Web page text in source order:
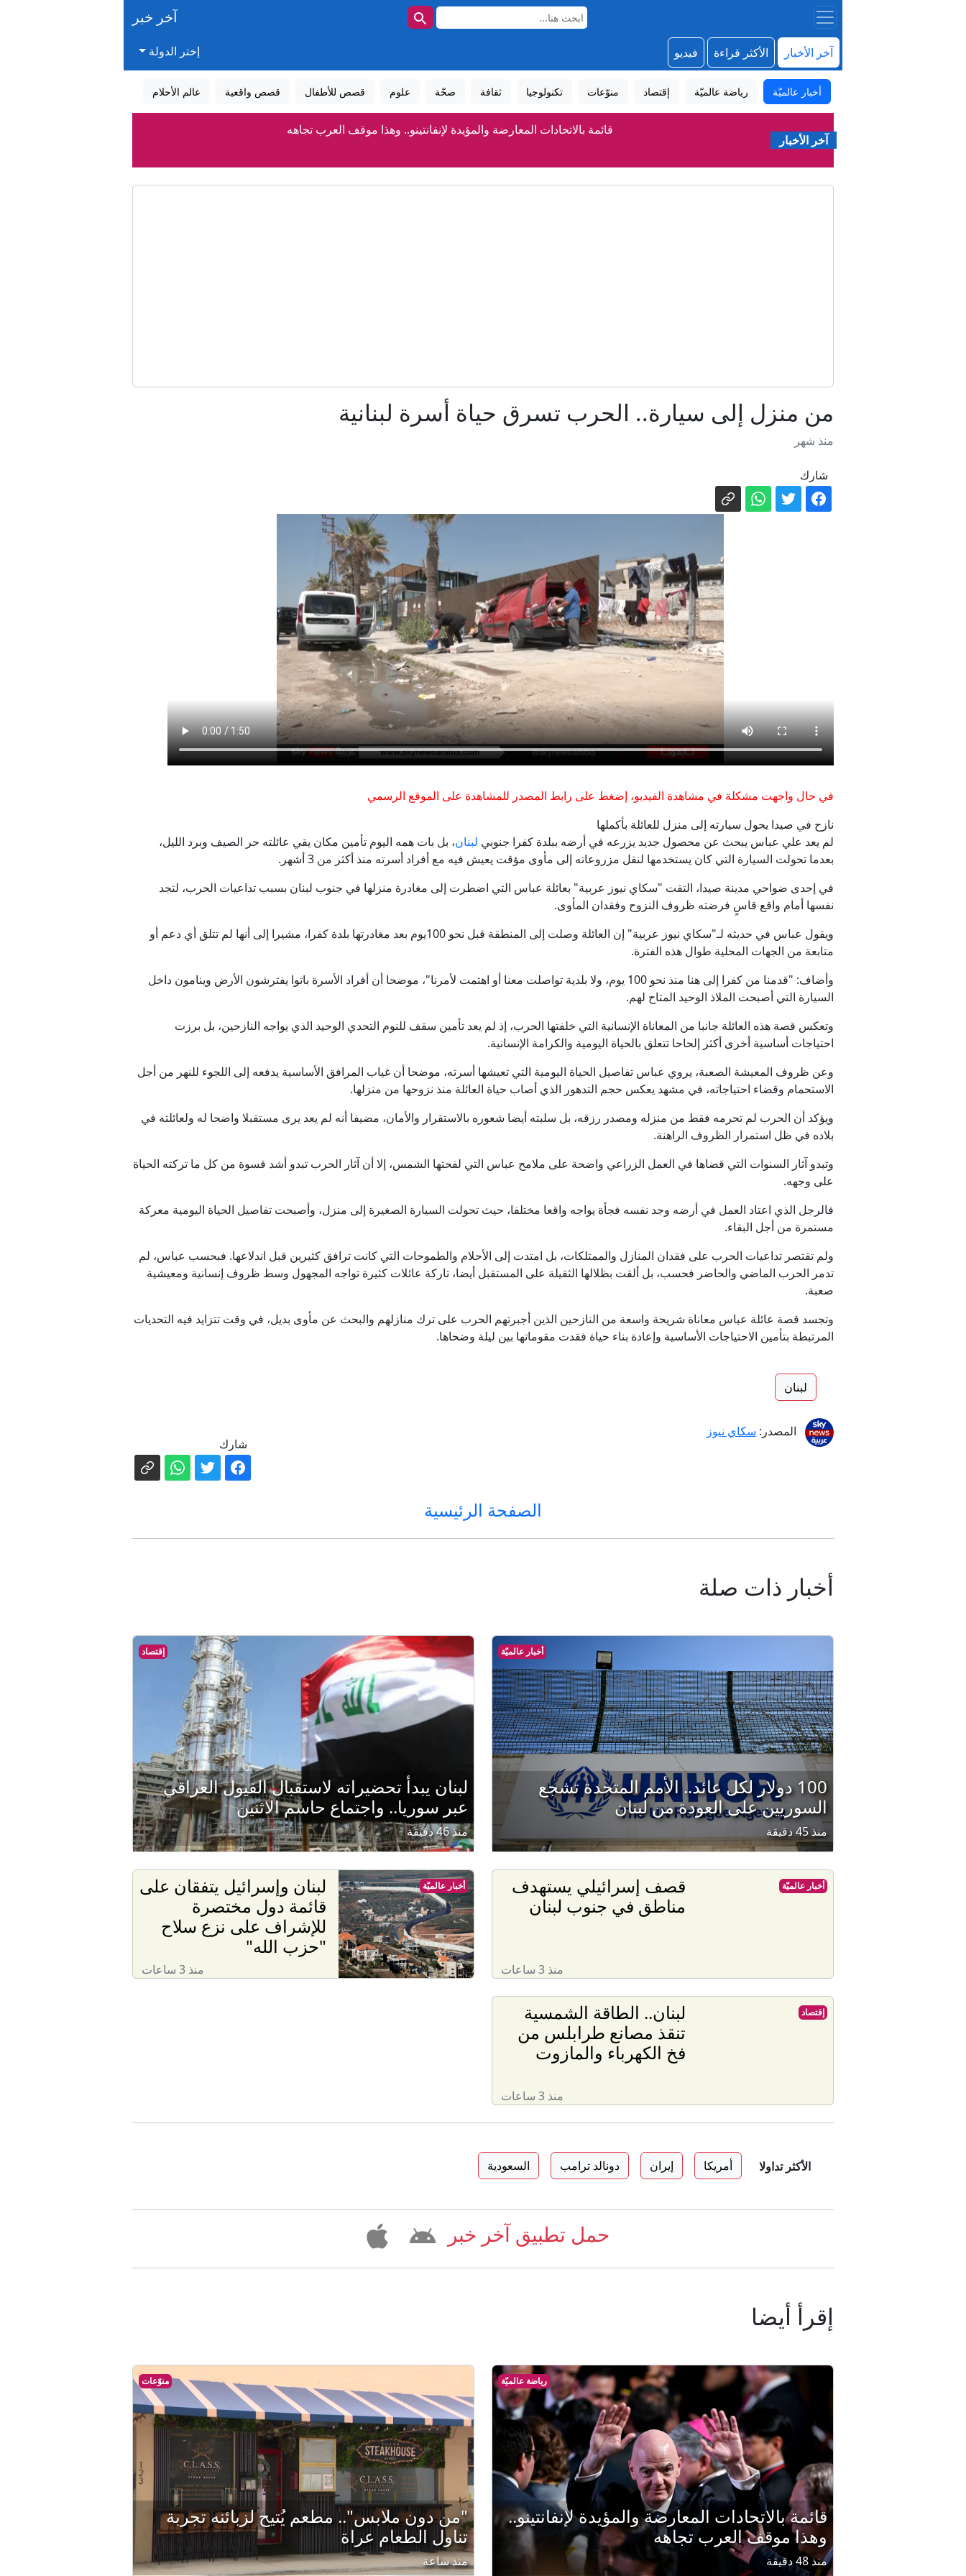
آخر خبر
آخر الأخبار الأكثر قراءة فيديو إختر الدولة
أخبار عالميّة رياضة عالميّة إقتصاد منوّعات تكنولوجيا ثقافة صحّة علوم قصص للأطفال قصص واقعية عالم الأحلام
آخر الأخبار
قائمة بالاتحادات المعارضة والمؤيدة لإنفانتينو.. وهذا موقف العرب تجاهه
مقتل قائد كتيبة بحرس الحدود السوري وإصابة جنديين بكمين شرق دير الزور
بارزاني للجزيرة: كردستان العراق يدعم حصر السلاح ويرفض الانخراط في صراعات المنطقة
موسكو تصعد هجماتها على كييف وتقصف مؤسسة تصنع الرؤوس الحربية
مسؤول حوثي لـCNN: أوامر شن عمليات ضد السعوديين لا تأتي من إيران
معنى توقيع اتفاق سعودي تركي باكستاني.. سفير أمريكي سابق يعلق
هل اقتربت "الصراصير" من إزاحة "مودي"؟
شاهد.. سيول جارفة تغمر شوارع صنعاء وتُغرق سيارات ورياح تقتلع لوحات
محصول الأرز العالمي في خطر كبير.. والعلماء أشد قلقا مما مضى
نائب الرئيس التركي يتحدث عن احتمالية انضمام مصر إلى اتفاقية الدفاع الثلاثية
زيلينسكي يطالب بمزيد من الضغط بينما مسيرات روسية تقتل 4 بمنطقة كييف
"البيت الروسي" ببرلين- شبهات استخباراتية فرنسية تحرج ألمانيا
من منزل إلى سيارة.. الحرب تسرق حياة أسرة لبنانية
منذ شهر
شارك
في حال واجهت مشكلة في مشاهدة الفيديو، إضغط على رابط المصدر للمشاهدة على الموقع الرسمي
نازح في صيدا يحول سيارته إلى منزل للعائلة بأكملها
لم يعد علي عباس يبحث عن محصول جديد يزرعه في أرضه ببلدة كفرا جنوبي لبنان، بل بات همه اليوم تأمين مكان يقي عائلته حر الصيف وبرد الليل،
بعدما تحولت السيارة التي كان يستخدمها لنقل مزروعاته إلى مأوى مؤقت يعيش فيه مع أفراد أسرته منذ أكثر من 3 أشهر.
في إحدى ضواحي مدينة صيدا، التقت "سكاي نيوز عربية" بعائلة عباس التي اضطرت إلى مغادرة منزلها في جنوب لبنان بسبب تداعيات الحرب، لتجد
نفسها أمام واقع قاسٍ فرضته ظروف النزوح وفقدان المأوى.
ويقول عباس في حديثه لـ"سكاي نيوز عربية" إن العائلة وصلت إلى المنطقة قبل نحو 100يوم بعد مغادرتها بلدة كفرا، مشيرا إلى أنها لم تتلق أي دعم أو
متابعة من الجهات المحلية طوال هذه الفترة.
وأضاف: "قدمنا من كفرا إلى هنا منذ نحو 100 يوم، ولا بلدية تواصلت معنا أو اهتمت لأمرنا"، موضحا أن أفراد الأسرة باتوا يفترشون الأرض وينامون داخل
السيارة التي أصبحت الملاذ الوحيد المتاح لهم.
وتعكس قصة هذه العائلة جانبا من المعاناة الإنسانية التي خلفتها الحرب، إذ لم يعد تأمين سقف للنوم التحدي الوحيد الذي يواجه النازحين، بل برزت
احتياجات أساسية أخرى أكثر إلحاحا تتعلق بالحياة اليومية والكرامة الإنسانية.
وعن ظروف المعيشة الصعبة، يروي عباس تفاصيل الحياة اليومية التي تعيشها أسرته، موضحا أن غياب المرافق الأساسية يدفعه إلى اللجوء للنهر من أجل
الاستحمام وقضاء احتياجاته، في مشهد يعكس حجم التدهور الذي أصاب حياة العائلة منذ نزوحها من منزلها.
ويؤكد أن الحرب لم تحرمه فقط من منزله ومصدر رزقه، بل سلبته أيضا شعوره بالاستقرار والأمان، مضيفا أنه لم يعد يرى مستقبلا واضحا له ولعائلته في
بلاده في ظل استمرار الظروف الراهنة.
وتبدو آثار السنوات التي قضاها في العمل الزراعي واضحة على ملامح عباس التي لفحتها الشمس، إلا أن آثار الحرب تبدو أشد قسوة من كل ما تركته الحياة
على وجهه.
فالرجل الذي اعتاد العمل في أرضه وجد نفسه فجأة يواجه واقعا مختلفا، حيث تحولت السيارة الصغيرة إلى منزل، وأصبحت تفاصيل الحياة اليومية معركة
مستمرة من أجل البقاء.
ولم تقتصر تداعيات الحرب على فقدان المنازل والممتلكات، بل امتدت إلى الأحلام والطموحات التي كانت ترافق كثيرين قبل اندلاعها. فبحسب عباس، لم
تدمر الحرب الماضي والحاضر فحسب، بل ألقت بظلالها الثقيلة على المستقبل أيضا، تاركة عائلات كثيرة تواجه المجهول وسط ظروف إنسانية ومعيشية
صعبة.
وتجسد قصة عائلة عباس معاناة شريحة واسعة من النازحين الذين أجبرتهم الحرب على ترك منازلهم والبحث عن مأوى بديل، في وقت تتزايد فيه التحديات
المرتبطة بتأمين الاحتياجات الأساسية وإعادة بناء حياة فقدت مقوماتها بين ليلة وضحاها.
لبنان
المصدر: سكاي نيوز
شارك
الصفحة الرئيسية
أخبار ذات صلة
أخبار عالميّة
100 دولار لكل عائد.. الأمم المتحدة تشجع
السوريين على العودة من لبنان
منذ 45 دقيقة
إقتصاد
لبنان يبدأ تحضيراته لاستقبال الفيول العراقي
عبر سوريا.. واجتماع حاسم الاثنين
منذ 46 دقيقة
قصف إسرائيلي يستهدف
مناطق في جنوب لبنان
منذ 3 ساعات
أخبار عالميّة
لبنان وإسرائيل يتفقان على
قائمة دول مختصرة
للإشراف على نزع سلاح
"حزب الله"
منذ 3 ساعات
أخبار عالميّة
لبنان.. الطاقة الشمسية
تنقذ مصانع طرابلس من
فخ الكهرباء والمازوت
منذ 3 ساعات
إقتصاد
الأكثر تداولا أمريكا إيران دونالد ترامب السعودية
حمل تطبيق آخر خبر
إقرأ أيضا
رياضة عالميّة
قائمة بالاتحادات المعارضة والمؤيدة لإنفانتينو..
وهذا موقف العرب تجاهه
منذ 48 دقيقة
منوّعات
"من دون ملابس".. مطعم يُتيح لزبائنه تجربة
تناول الطعام عراة
منذ ساعة